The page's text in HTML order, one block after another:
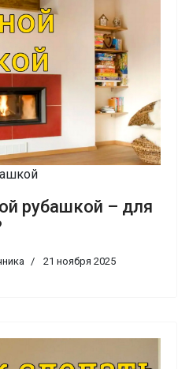
рубашкой – для
21 ноября 2025